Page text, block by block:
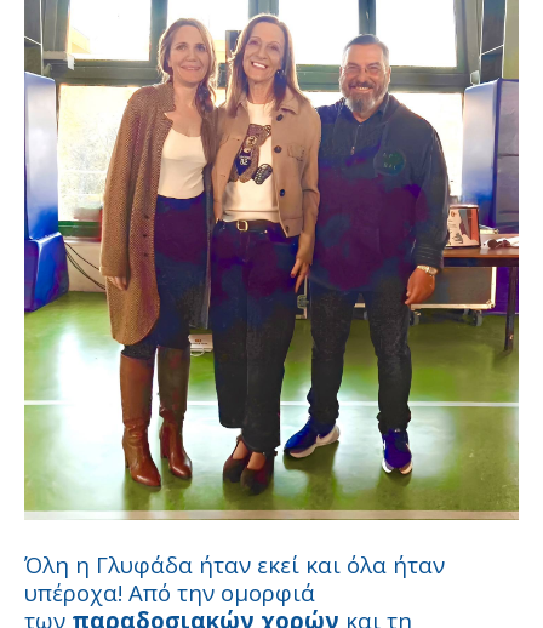
Όλη η Γλυφάδα ήταν εκεί και όλα ήταν
υπέροχα! Από την ομορφιά
των παραδοσιακών χορών και τη